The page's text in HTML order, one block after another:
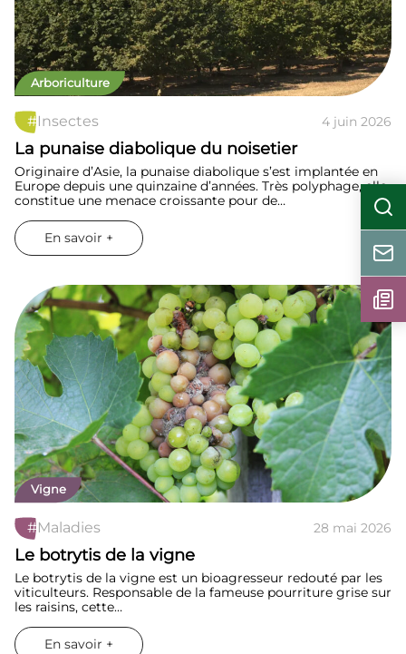
Arboriculture
#Insectes 4 juin 2026
La punaise diabolique du noisetier
Originaire d’Asie, la punaise diabolique s’est implantée en
Europe depuis une quinzaine d’années. Très polyphage, elle
constitue une menace croissante pour de…
En savoir +
Vigne
#Maladies 28 mai 2026
Le botrytis de la vigne
Le botrytis de la vigne est un bioagresseur redouté par les
viticulteurs. Responsable de la fameuse pourriture grise sur
les raisins, cette…
En savoir +